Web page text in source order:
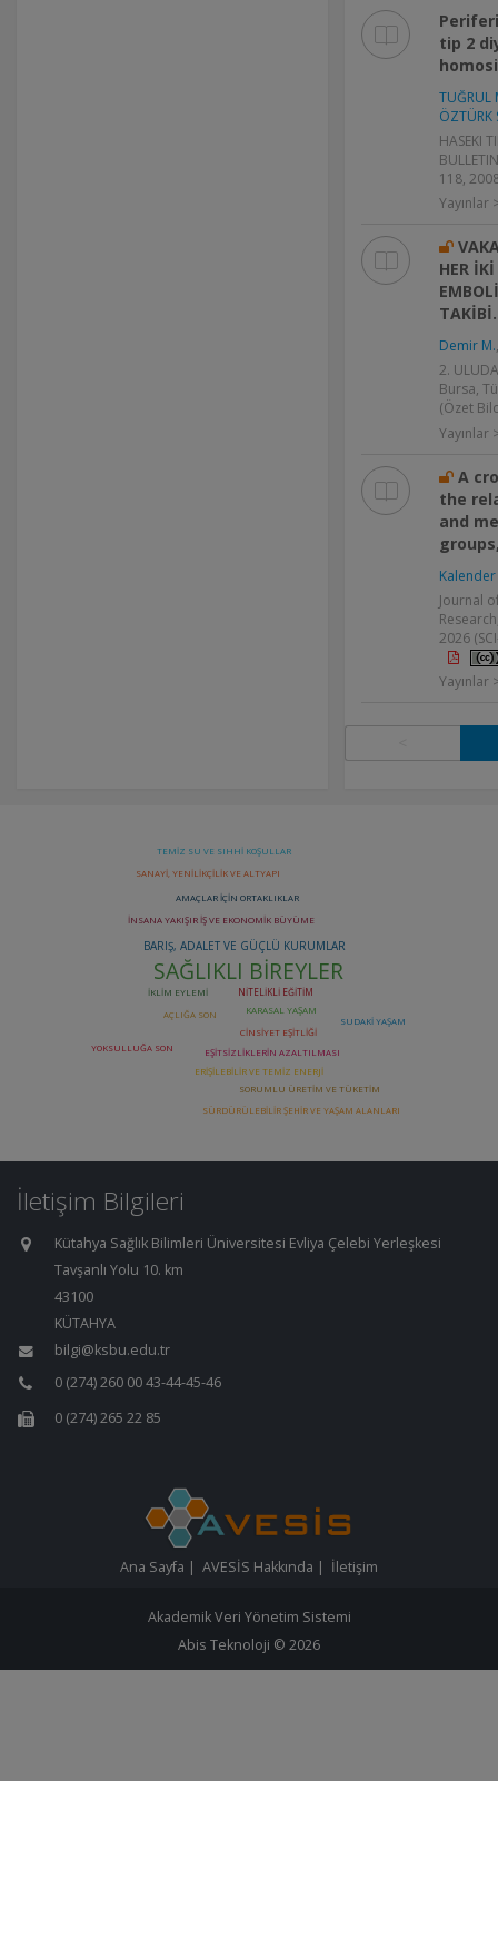
tip 2
TUĞRUL
ÖZTÜRK
HASEKI
118,
Yayınlar
HER
TAKİBİ.
Demir M.
2.
Bursa,
(Özet
Yayınlar
A
the
and
Kalender
Journal
2026
Yayınlar
İletişim Bilgileri
Kütahya Sağlık Bilimleri Üniversitesi Evliya Çelebi Yerleşkesi
Tavşanlı Yolu 10. km
43100
KÜTAHYA
bilgi@ksbu.edu.tr
0 (274) 260 00 43-44-45-46
0 (274) 265 22 85
Ana Sayfa | AVESİS Hakkında | İletişim
Akademik Veri Yönetim Sistemi
Abis Teknoloji © 2026